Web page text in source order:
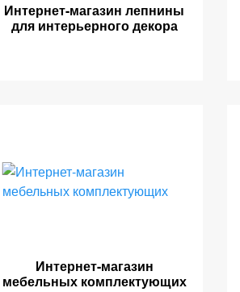
Интернет-магазин лепнины
для интерьерного декора
Интернет-магазин
мебельных комплектующих